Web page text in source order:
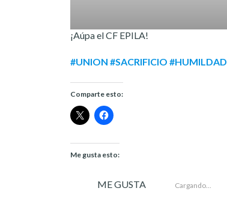
¡Aúpa el CF EPILA!
#UNION #SACRIFICIO #HUMILDAD
Comparte esto:
Me gusta esto:
ME GUSTA Cargando...